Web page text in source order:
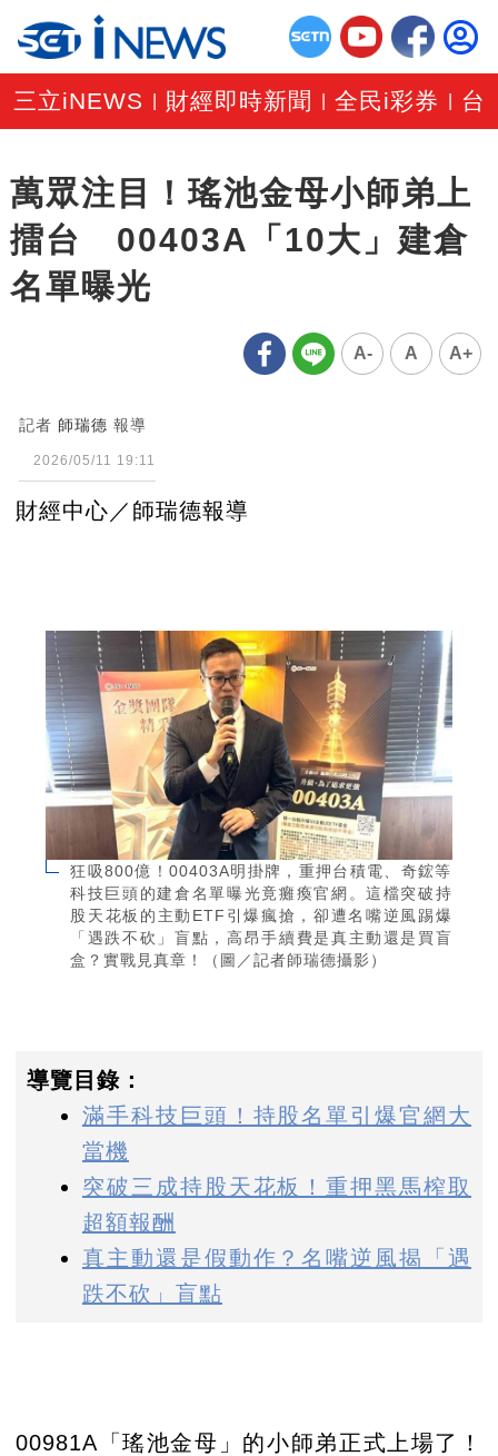
三立iNEWS 財經即時新聞 |全民i彩券 台
萬眾注目！瑤池金母小師弟上
擂台 00403A「10大」建倉
名單曝光
A- A A+
記者 師瑞德 報導
2026/05/11 19:11
財經中心／師瑞德報導
狂吸800億！00403A明掛牌，重押台積電、奇鋐等
科技巨頭的建倉名單曝光竟癱瘓官網。這檔突破持
股天花板的主動ETF引爆瘋搶，卻遭名嘴逆風踢爆
「遇跌不砍」盲點，高昂手續費是真主動還是買盲
盒？實戰見真章！（圖／記者師瑞德攝影）
導覽目錄：
滿手科技巨頭！持股名單引爆官網大
當機
突破三成持股天花板！重押黑馬榨取
超額報酬
真主動還是假動作？名嘴逆風揭「遇
跌不砍」盲點
00981A「瑤池金母」的小師弟正式上場了！